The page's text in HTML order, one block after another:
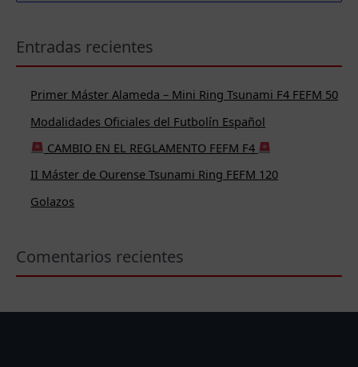
c
a
Entradas recientes
Primer Máster Alameda – Mini Ring Tsunami F4 FEFM 50
Modalidades Oficiales del Futbolín Español
CAMBIO EN EL REGLAMENTO FEFM F4
II Máster de Ourense Tsunami Ring FEFM 120
Golazos
Comentarios recientes